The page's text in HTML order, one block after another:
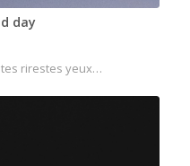
day
rirestes yeux…